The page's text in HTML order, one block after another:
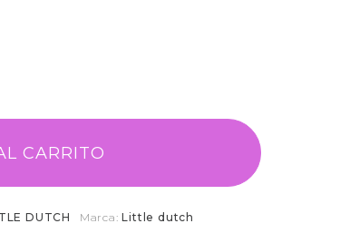
CARRITO
DUTCH Marca:Little dutch